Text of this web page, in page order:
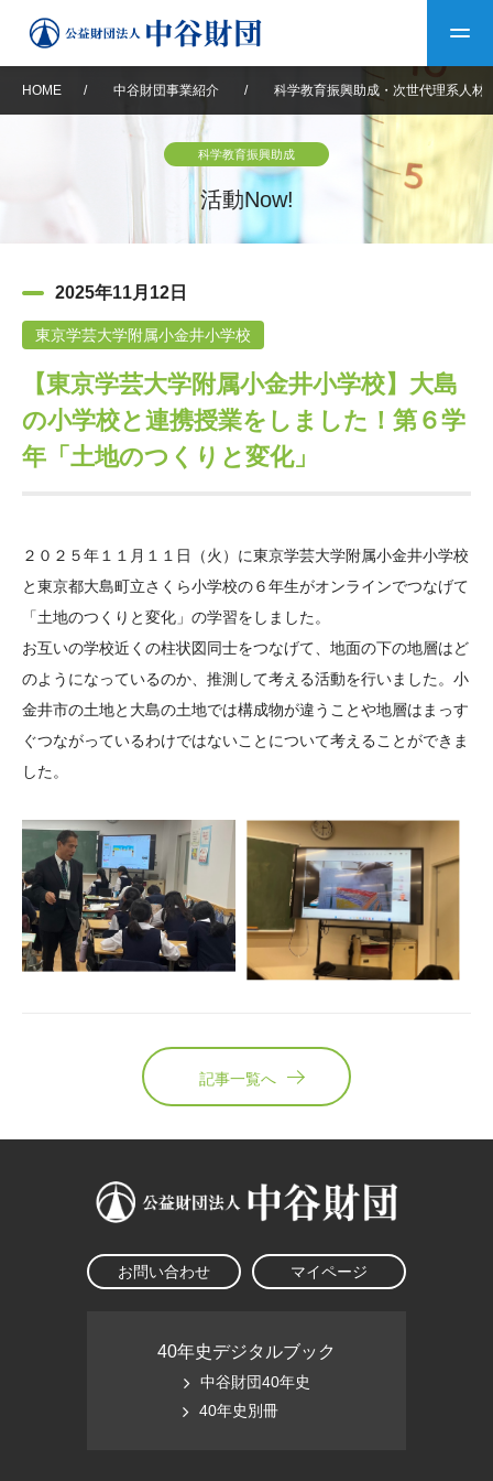
中谷財団について
設立趣意書 財団概要
沿革 40年史デジタルブック
中谷財団40年史
40年史別冊
年報一覧 中谷財団レポート
中谷財団事業紹介 中谷賞
神戸賞 長期大型研究助成
研究助成 交流助成
ム
科学教育振興助成・
次世代理系人材育成プ
ログラム助成
中谷財団動画紹介
その他情報
その他情報
個人情報保護に関する
アクセス よくあるご質問
サイトマップ 中谷財団アーカイブ
お問い合わせ
日本語 English マイページ
HOME / 中谷財団事業紹介 / 科学教育振興助成・次世代理系人材
科学教育振興助成
活動Now!
2025年11月12日
東京学芸大学附属小金井小学校
【東京学芸大学附属小金井小学校】大島
の小学校と連携授業をしました！第６学
年「土地のつくりと変化」
２０２５年１１月１１日（火）に東京学芸大学附属小金井小学校
と東京都大島町立さくら小学校の６年生がオンラインでつなげて
「土地のつくりと変化」の学習をしました。
お互いの学校近くの柱状図同士をつなげて、地面の下の地層はど
のようになっているのか、推測して考える活動を行いました。小
金井市の土地と大島の土地では構成物が違うことや地層はまっす
ぐつながっているわけではないことについて考えることができま
した。
記事一覧へ
お問い合わせ マイページ
40年史デジタルブック
中谷財団40年史
40年史別冊